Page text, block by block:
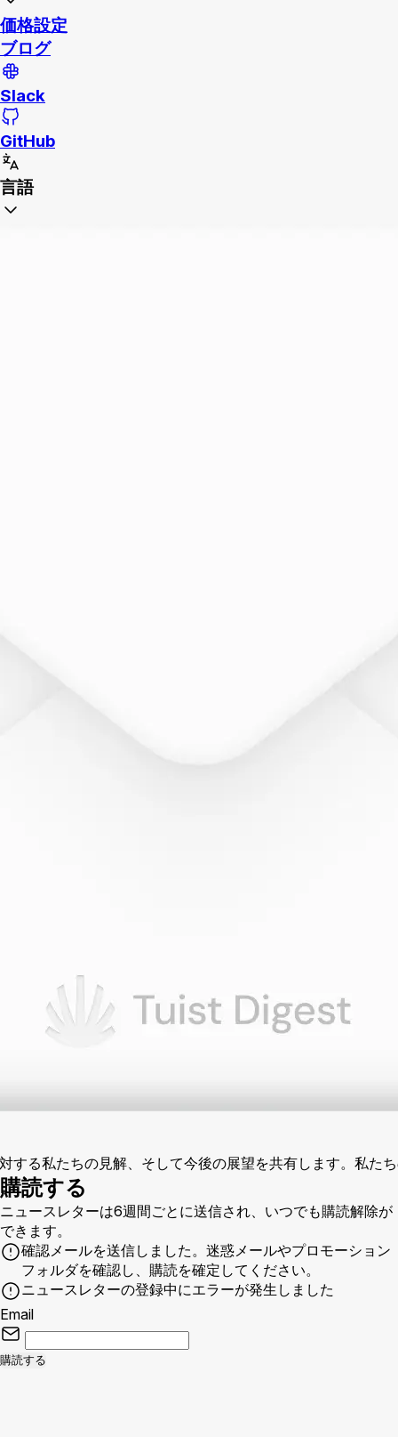
価格設定
ブログ
Slack
GitHub
言語
る私たちの見解、そして今後の展望を共有します。私た
購読する
ニュースレターは6週間ごとに送信され、いつでも購読解除が
できます。
確認メールを送信しました。迷惑メールやプロモーション
フォルダを確認し、購読を確定してください。
ニュースレターの登録中にエラーが発生しました
Email
購読する